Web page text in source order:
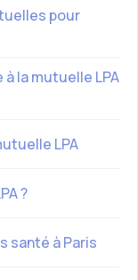
pour
la mutuelle LPA
LPA
?
santé à Paris